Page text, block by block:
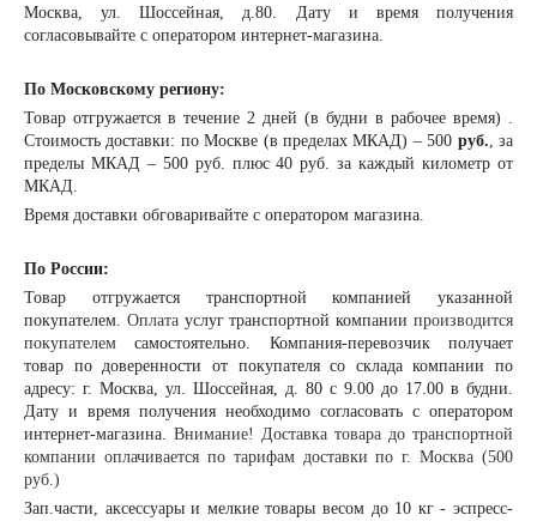
Москва, ул. Шоссейная, д.80. Дату и время получения
согласовывайте с оператором интернет-магазина.
По Московскому региону:
Товар отгружается в течение 2 дней (в будни в рабочее время) .
Стоимость доставки: по Москве (в пределах МКАД) – 500 руб., за
пределы МКАД – 500 руб. плюс 40 руб. за каждый километр от
МКАД.
Время доставки обговаривайте с оператором магазина.
По России:
Товар отгружается транспортной компанией указанной
покупателем. Оплатауслуг транспортной компаниипроизводится
покупателем самостоятельно. Компания-перевозчик получает
товар по доверенности от покупателя со склада компании по
адресу: г. Москва, ул. Шоссейная, д. 80 с 9.00 до 17.00 в будни.
Дату и время получения необходимо согласовать с оператором
интернет-магазина. Внимание! Доставка товара до транспортной
компании оплачивается по тарифам доставки по г. Москва (500
руб.)
Зап.части, аксессуары и мелкие товары весом до 10 кг - эспресс-